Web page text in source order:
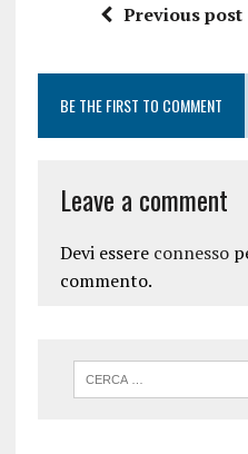
Previous post
BE THE FIRST TO COMMENT
Leave a comment
Devi essere connesso
commento.